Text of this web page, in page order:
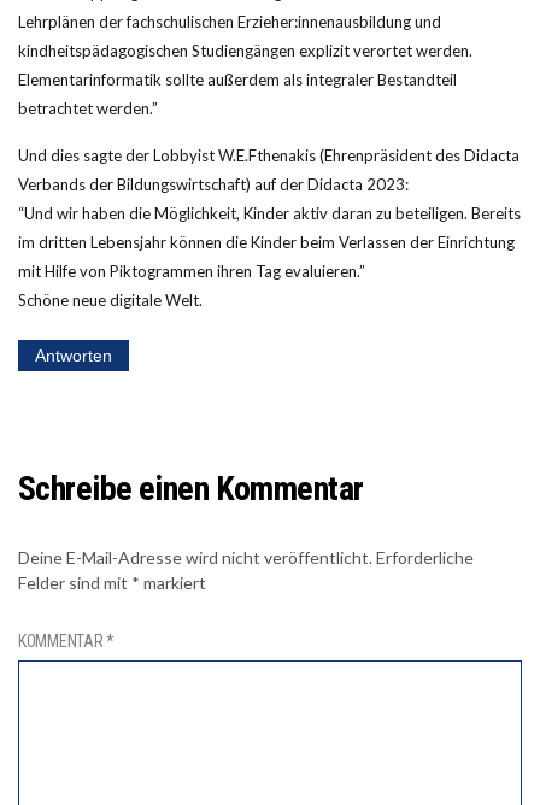
Lehrplänen der fachschulischen Erzieher:innenausbildung und
kindheitspädagogischen Studiengängen explizit verortet werden.
Elementarinformatik sollte außerdem als integraler Bestandteil
betrachtet werden.”
Und dies sagte der Lobbyist W.E.Fthenakis (Ehrenpräsident des Didacta
Verbands der Bildungswirtschaft) auf der Didacta 2023:
“Und wir haben die Möglichkeit, Kinder aktiv daran zu beteiligen. Bereits
im dritten Lebensjahr können die Kinder beim Verlassen der Einrichtung
mit Hilfe von Piktogrammen ihren Tag evaluieren.”
Schöne neue digitale Welt.
Antworten
Schreibe einen Kommentar
Deine E-Mail-Adresse wird nicht veröffentlicht.Erforderliche
Felder sind mit * markiert
KOMMENTAR*